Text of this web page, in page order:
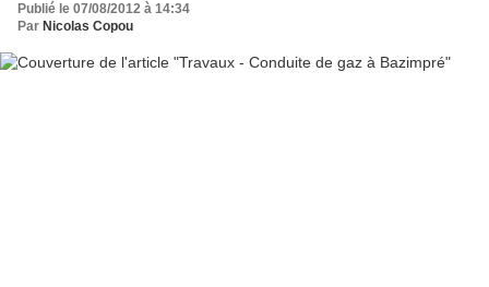
Publié le 07/08/2012 à 14:34
Par Nicolas Copou